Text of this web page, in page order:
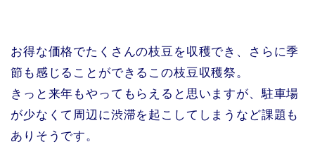
お得な価格でたくさんの枝豆を収穫でき、さらに季
節も感じることができるこの枝豆収穫祭。
きっと来年もやってもらえると思いますが、駐車場
が少なくて周辺に渋滞を起こしてしまうなど課題も
ありそうです。